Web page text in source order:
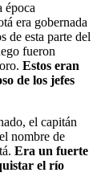
época
era gobernada
de esta parte del
fueron
Estos eran
de los jefes
el capitán
nombre de
Era un fuerte
el río